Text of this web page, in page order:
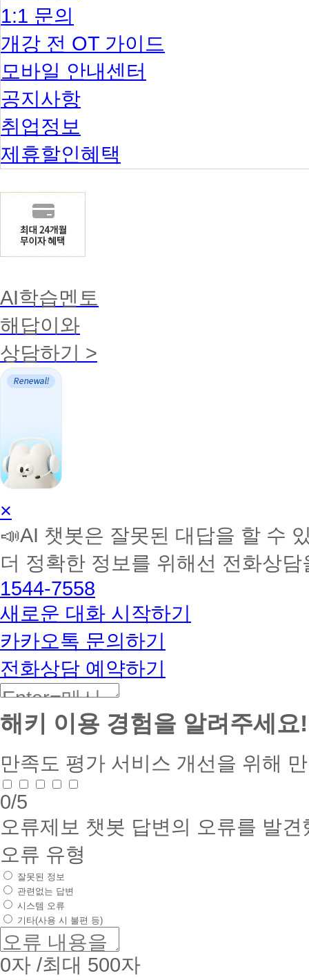
1:1 문의
개강 전 OT 가이드
모바일 안내센터
공지사항
취업정보
제휴할인혜택
AI학습멘토
해답이와
상담하기 >
AI
학
습
토
커
BETA
×
📣AI 챗봇은 잘못된 대답을 할 수
더 정확한 정보를 위해선 전화상
1544-7558
새로운 대화 시작하기
카카오톡 문의하기
전화상담 예약하기
해키 이용 경험을 알려주세요!
만족도 평가 서비스 개선을 위해
0/5
오류제보 챗봇 답변의 오류를 발
오류 유형
잘못된 정보
관련없는 답변
시스템 오류
기타(사용 시 불편 등)
0자 /최대 500자